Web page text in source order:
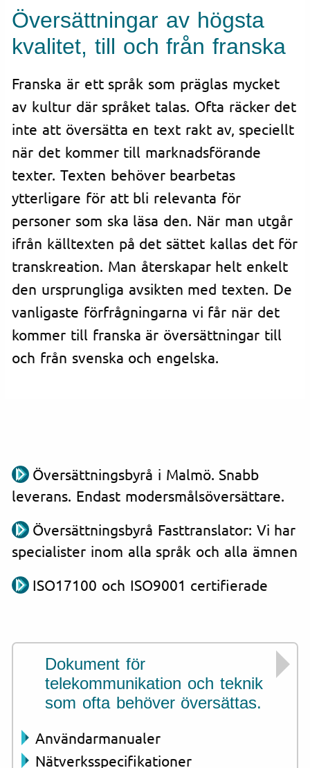
Översättningar av högsta
kvalitet, till och från franska
Franska är ett språk som präglas mycket
av kultur där språket talas. Ofta räcker det
inte att översätta en text rakt av, speciellt
när det kommer till marknadsförande
texter. Texten behöver bearbetas
ytterligare för att bli relevanta för
personer som ska läsa den. När man utgår
ifrån källtexten på det sättet kallas det för
transkreation. Man återskapar helt enkelt
den ursprungliga avsikten med texten. De
vanligaste förfrågningarna vi får när det
kommer till franska är översättningar till
och från svenska och engelska.
Översättningsbyrå i Malmö. Snabb
leverans. Endast modersmålsöversättare.
Översättningsbyrå Fasttranslator: Vi har
specialister inom alla språk och alla ämnen
ISO17100 och ISO9001 certifierade
Dokument för
telekommunikation och teknik
som ofta behöver översättas.
Användarmanualer
Nätverksspecifikationer